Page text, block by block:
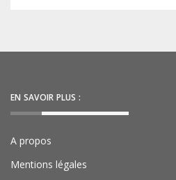
EN SAVOIR PLUS :
A propos
Mentions légales